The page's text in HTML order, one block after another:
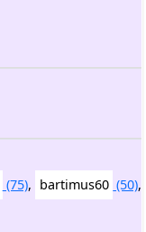
(75), bartimus60 (50),